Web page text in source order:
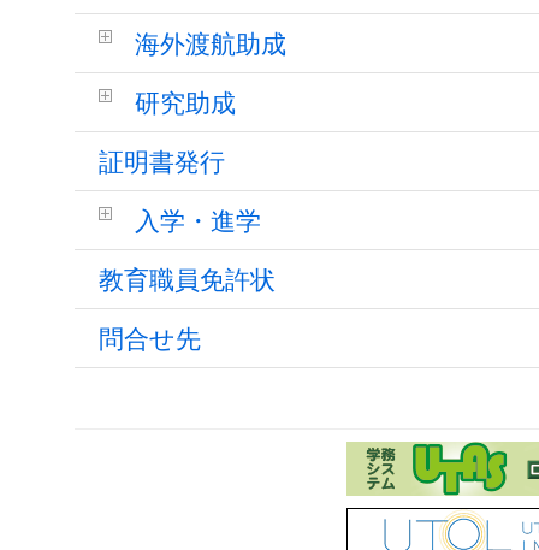
海外渡航助成
研究助成
証明書発行
入学・進学
教育職員免許状
問合せ先